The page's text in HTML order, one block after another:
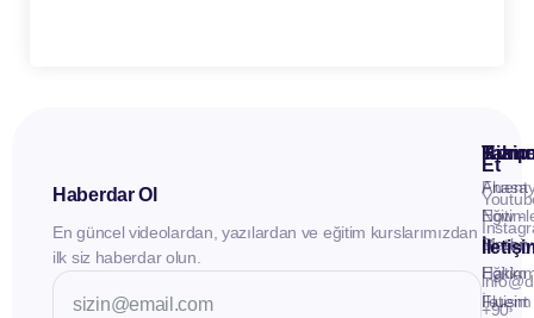
Haberdar Ol
En güncel videolardan, yazılardan ve eğitim kurslarımızdan
ilk siz haberdar olun.
İletişim
Fluent
Now -
Birebir
Eğitim
Fluent
Takip
Et
+90